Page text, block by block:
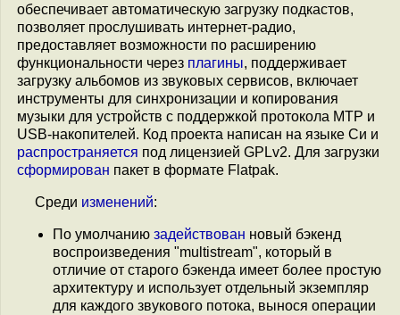
обеспечивает автоматическую загрузку подкастов,
позволяет прослушивать интернет-радио,
предоставляет возможности по расширению
функциональности через плагины, поддерживает
загрузку альбомов из звуковых сервисов, включает
инструменты для синхронизации и копирования
музыки для устройств с поддержкой протокола MTP и
USB-накопителей. Код проекта написан на языке Си и
распространяется под лицензией GPLv2. Для загрузки
сформирован пакет в формате Flatpak.
Среди изменений:
По умолчанию задействован новый бэкенд
воспроизведения "multistream", который в
отличие от старого бэкенда имеет более простую
архитектуру и использует отдельный экземпляр
для каждого звукового потока, вынося операции